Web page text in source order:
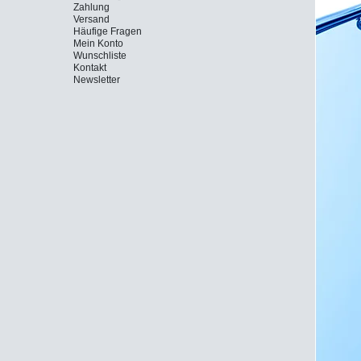
Zahlung
Versand
Häufige Fragen
Mein Konto
Wunschliste
Kontakt
Newsletter